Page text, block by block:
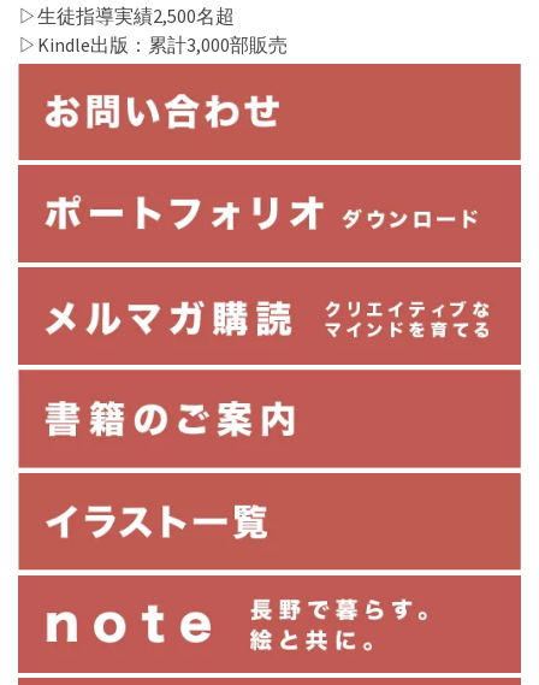
▷生徒指導実績2,500名超
▷Kindle出版：累計3,000部販売